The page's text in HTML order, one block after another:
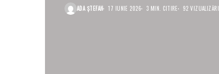
ADA ȘTEFAN 17 IUNIE 2026 3 MIN. CITIRE 92 VIZUALIZĂRI